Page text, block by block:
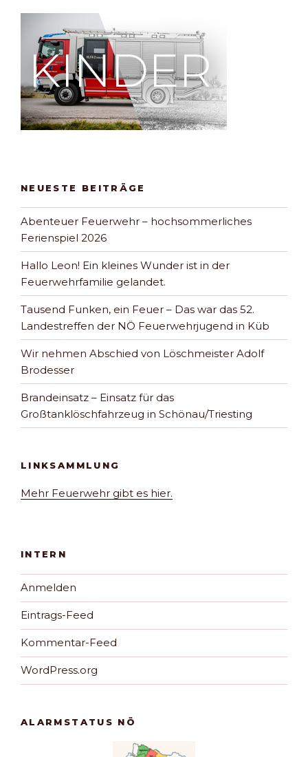
NEUESTE BEITRÄGE
Abenteuer Feuerwehr – hochsommerliches
Ferienspiel 2026
Hallo Leon! Ein kleines Wunder ist in der
Feuerwehrfamilie gelandet.
Tausend Funken, ein Feuer – Das war das 52.
Landestreffen der NÖ Feuerwehrjugend in Küb
Wir nehmen Abschied von Löschmeister Adolf
Brodesser
Brandeinsatz – Einsatz für das
Großtanklöschfahrzeug in Schönau/Triesting
LINKSAMMLUNG
Mehr Feuerwehr gibt es hier.
INTERN
Anmelden
Eintrags-Feed
Kommentar-Feed
WordPress.org
ALARMSTATUS NÖ